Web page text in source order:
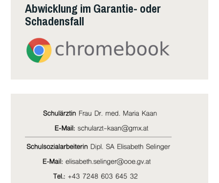
Abwicklung im Garantie- oder
Schadensfall